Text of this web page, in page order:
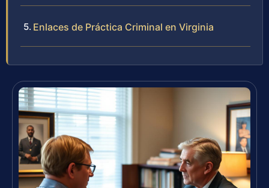
Enlaces de Práctica Criminal en Virginia